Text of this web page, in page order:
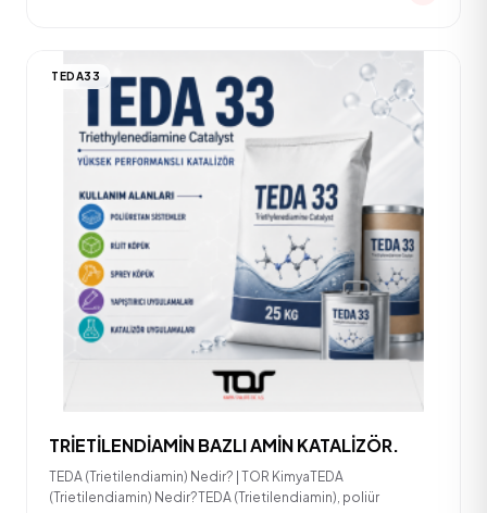
TEDA33
TRİETİLENDİAMİN BAZLI AMİN KATALİZÖR.
TEDA (Trietilendiamin) Nedir? | TOR KimyaTEDA
(Trietilendiamin) Nedir?TEDA (Trietilendiamin), poliür